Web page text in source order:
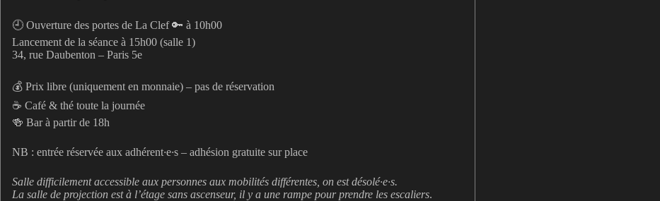
🕘 Ouverture des portes de La Clef 🔑 à 10h00
Lancement de la séance à 15h00 (salle 1)
34, rue Daubenton – Paris 5e
💰 Prix libre (uniquement en monnaie) – pas de réservation
☕️ Café & thé toute la journée
🍻 Bar à partir de 18h
NB : entrée réservée aux adhérent·e·s – adhésion gratuite sur place
Salle difficilement accessible aux personnes aux mobilités différentes, on est désolé·e·s.
La salle de projection est à l’étage sans ascenseur, il y a une rampe pour prendre les escaliers.